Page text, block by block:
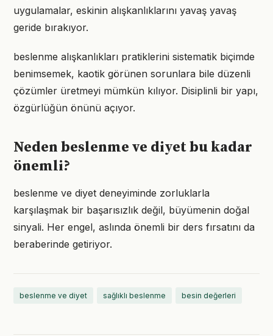
uygulamalar, eskinin alışkanlıklarını yavaş yavaş
geride bırakıyor.
beslenme alışkanlıkları pratiklerini sistematik biçimde
benimsemek, kaotik görünen sorunlara bile düzenli
çözümler üretmeyi mümkün kılıyor. Disiplinli bir yapı,
özgürlüğün önünü açıyor.
Neden beslenme ve diyet bu kadar
önemli?
beslenme ve diyet deneyiminde zorluklarla
karşılaşmak bir başarısızlık değil, büyümenin doğal
sinyali. Her engel, aslında önemli bir ders fırsatını da
beraberinde getiriyor.
beslenme ve diyet sağlıklı beslenme besin değerleri